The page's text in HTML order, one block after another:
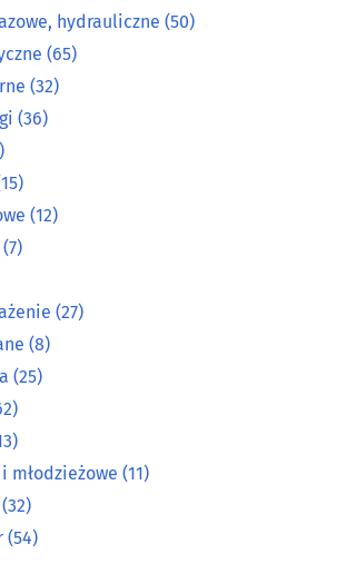
(5)
hydrauliczne
(36)
(7)
hydrauliczne (50)
(65)
(32)
(36)
(12)
(7)
(27)
(8)
(25)
młodzieżowe (11)
(32)
(54)